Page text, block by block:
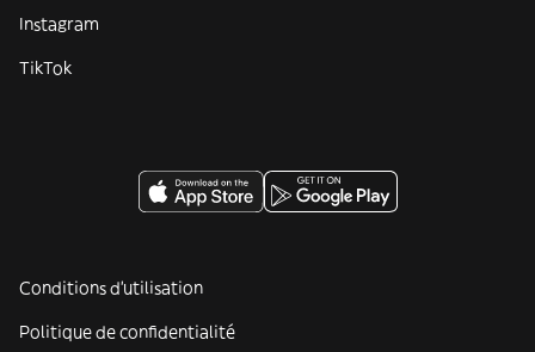
Instagram
TikTok
Conditions d'utilisation
Politique de confidentialité